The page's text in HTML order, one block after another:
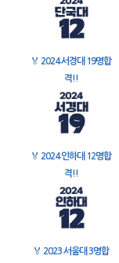
🏅 2024 서경대 19명합
격!!
🏅 2024 인하대 12명합
격!!
🏅 2023 서울대 3명합